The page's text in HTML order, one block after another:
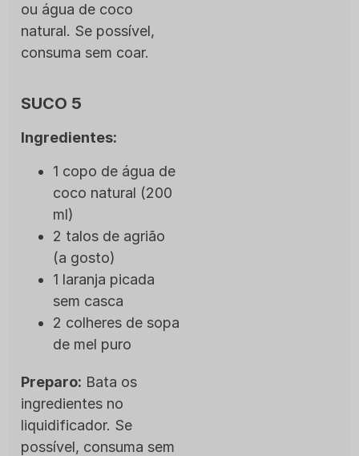
ou água de coco
natural. Se possível,
consuma sem coar.
SUCO 5
Ingredientes:
1 copo de água de
coco natural (200
ml)
2 talos de agrião
(a gosto)
1 laranja picada
sem casca
2 colheres de sopa
de mel puro
Preparo: Bata os
ingredientes no
liquidificador. Se
possível, consuma sem